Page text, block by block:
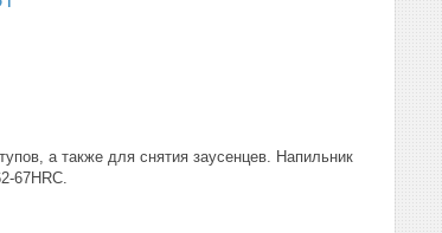
а также для снятия заусенцев. Напильник
67HRC.